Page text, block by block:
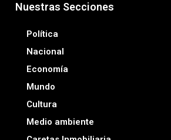
Nuestras Secciones
Política
Nacional
Economía
Mundo
Cultura
Medio ambiente